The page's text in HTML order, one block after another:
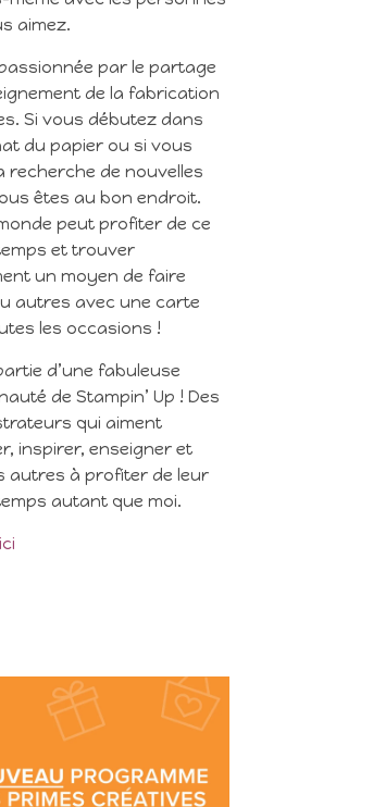
aimez.
par le partage
de la fabrication
Si vous débutez dans
du papier ou si vous
recherche de nouvelles
êtes au bon endroit.
peut profiter de ce
et trouver
un moyen de faire
autres avec une carte
les occasions !
d’une fabuleuse
de Stampin’ Up ! Des
qui aiment
inspirer, enseigner et
autres à profiter de leur
autant que moi.